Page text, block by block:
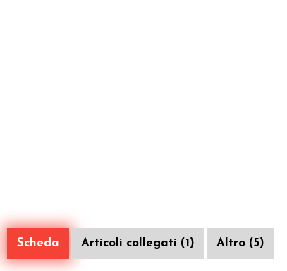
Scheda Articoli collegati (1) Altro (5)